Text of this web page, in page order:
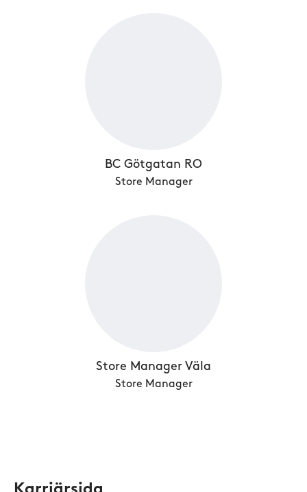
BC Götgatan RO
Store Manager
Store Manager Väla
Store Manager